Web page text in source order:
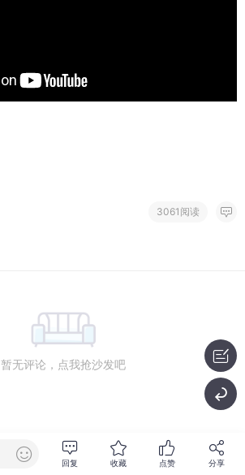
3061阅读
暂无评论，点我抢沙发吧
回复 收藏 点赞 分享